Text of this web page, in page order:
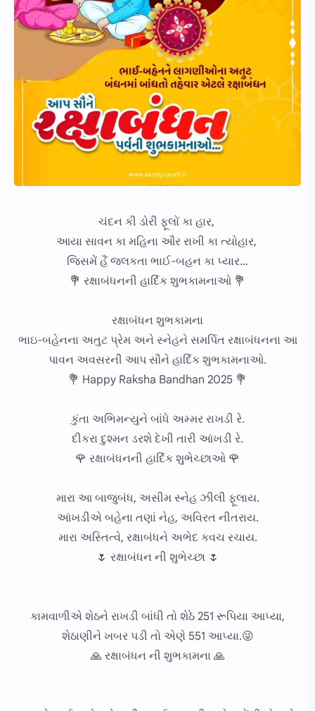
ચંદન કી ડોરી ફૂલોં કા હાર,
આયા સાવન કા મહિના ઔર રાખી કા ત્યોહાર,
જિસમેં હૈં જલકતા ભાઈ-બહન કા પ્યાર…
💐 રક્ષાબંધનની હાર્દિક શુભકામનાઓ 💐
રક્ષાબંધન શુભકામના
ભાઇ-બહેનના અતુટ પ્રેમ અને સ્નેહને સમર્પિત રક્ષાબંધનના આ
પાવન અવસરની આપ સૌને હાર્દિક શુભકામનાઓ.
💐 Happy Raksha Bandhan 2025 💐
કુંતા અભિમન્યુને બાંધે અમ્મર રાખડી રે.
દીકરા દુશ્મન ડરશે દેખી તારી આંખડી રે.
🌹 રક્ષાબંધનની હાર્દિક શુભેચ્છાઓ 🌹
મારા આ બાજુબંધ, અસીમ સ્નેહ ઝીલી ફૂલાય.
આંખડીએ બહેના તણાં નેહ, અવિરત નીતરાય.
મારા અસ્તિત્વે, રક્ષાબંધને અભેદ કવચ રચાય.
🌷 રક્ષાબંધન ની શુભેચ્છા 🌷
કામવાળીએ શેઠને રાખડી બાંધી તો શેઠે 251 રૂપિયા આપ્યા,
શેઠાણીને ખબર પડી તો એણે 551 આપ્યા.😜
🙏 રક્ષાબંધન ની શુભકામના 🙏